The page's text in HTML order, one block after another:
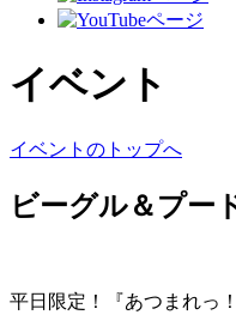
イベント
イベントのトップへ
ビーグル＆プー
平日限定！『あつまれっ